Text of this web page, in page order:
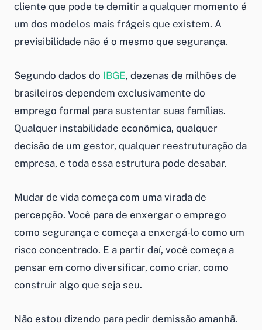
cliente que pode te demitir a qualquer momento é
um dos modelos mais frágeis que existem. A
previsibilidade não é o mesmo que segurança.
Segundo dados do IBGE, dezenas de milhões de
brasileiros dependem exclusivamente do
emprego formal para sustentar suas famílias.
Qualquer instabilidade econômica, qualquer
decisão de um gestor, qualquer reestruturação da
empresa, e toda essa estrutura pode desabar.
Mudar de vida começa com uma virada de
percepção. Você para de enxergar o emprego
como segurança e começa a enxergá-lo como um
risco concentrado. E a partir daí, você começa a
pensar em como diversificar, como criar, como
construir algo que seja seu.
Não estou dizendo para pedir demissão amanhã.